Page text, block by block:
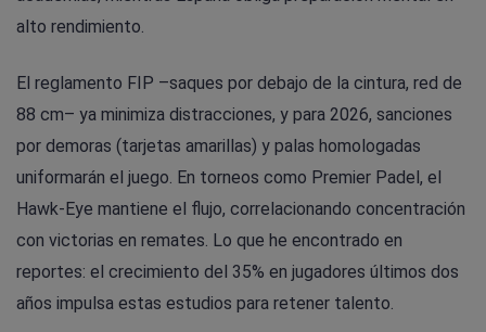
alto rendimiento.
El reglamento FIP –saques por debajo de la cintura, red de
88 cm– ya minimiza distracciones, y para 2026, sanciones
por demoras (tarjetas amarillas) y palas homologadas
uniformarán el juego. En torneos como Premier Padel, el
Hawk-Eye mantiene el flujo, correlacionando concentración
con victorias en remates. Lo que he encontrado en
reportes: el crecimiento del 35% en jugadores últimos dos
años impulsa estas estudios para retener talento.